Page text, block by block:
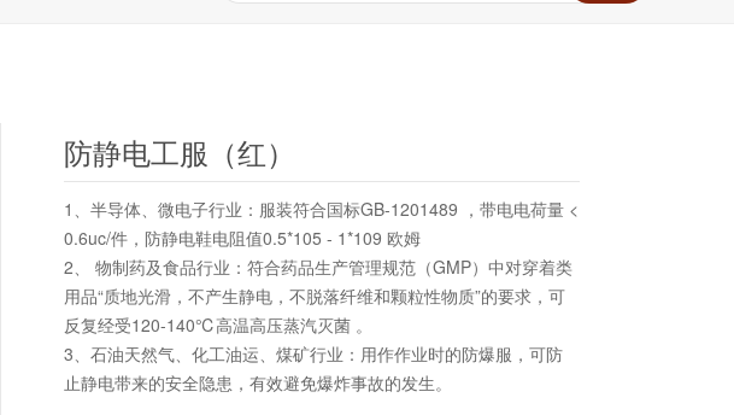
防静电工服（红）
1、半导体、微电子行业：服装符合国标GB-1201489 ，带电电荷量 <
0.6uc/件，防静电鞋电阻值0.5*105 - 1*109 欧姆
2、 物制药及食品行业：符合药品生产管理规范（GMP）中对穿着类
用品“质地光滑，不产生静电，不脱落纤维和颗粒性物质”的要求，可
反复经受120-140℃高温高压蒸汽灭菌 。
3、石油天然气、化工油运、煤矿行业：用作作业时的防爆服，可防
止静电带来的安全隐患，有效避免爆炸事故的发生。